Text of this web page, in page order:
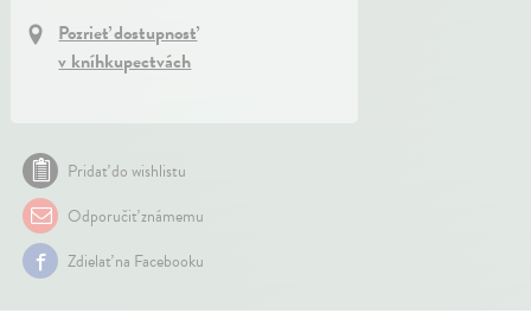
Pozrieť dostupnosť
v kníhkupectvách
Pridať do wishlistu
Odporučiť známemu
Zdielať na Facebooku